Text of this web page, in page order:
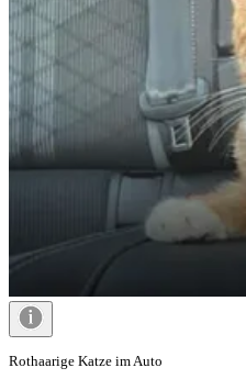
Rothaarige Katze im Auto